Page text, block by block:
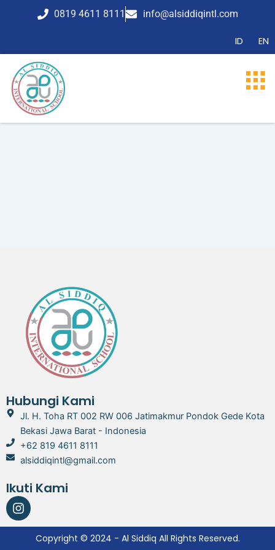
0819 4611 8111 info@alsiddiqintl.com
ID EN
Hubungi Kami
Jl. H. Toha RT 002 RW 006 Jatimakmur Pondok Gede Kota
Bekasi Jawa Barat - Indonesia
+62 819 4611 8111
alsiddiqintl@gmail.com
Ikuti Kami
I
n
s
Copyright © 2024 - Al Siddiq All Rights Reserved.